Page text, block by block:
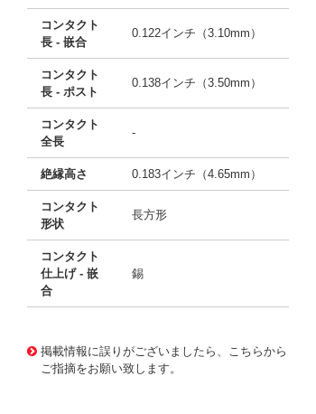
コンタクト
長 - 嵌合
0.122インチ（3.10mm）
コンタクト
長 - ポスト
0.138インチ（3.50mm）
コンタクト
全長
-
絶縁高さ 0.183インチ（4.65mm）
コンタクト
形状
長方形
コンタクト
仕上げ - 嵌
合
錫
掲載情報に誤りがございましたら、こちらから
ご指摘をお願い致します。